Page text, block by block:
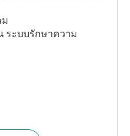
ระบบรักษาความ